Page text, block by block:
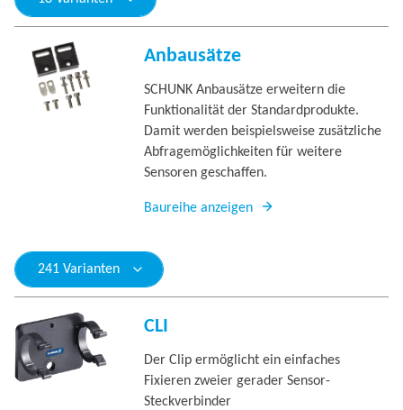
Anbausätze
SCHUNK Anbausätze erweitern die
Funktionalität der Standardprodukte.
Damit werden beispielsweise zusätzliche
Abfragemöglichkeiten für weitere
Sensoren geschaffen.
Baureihe anzeigen
241 Varianten
CLI
Der Clip ermöglicht ein einfaches
Fixieren zweier gerader Sensor-
Steckverbinder